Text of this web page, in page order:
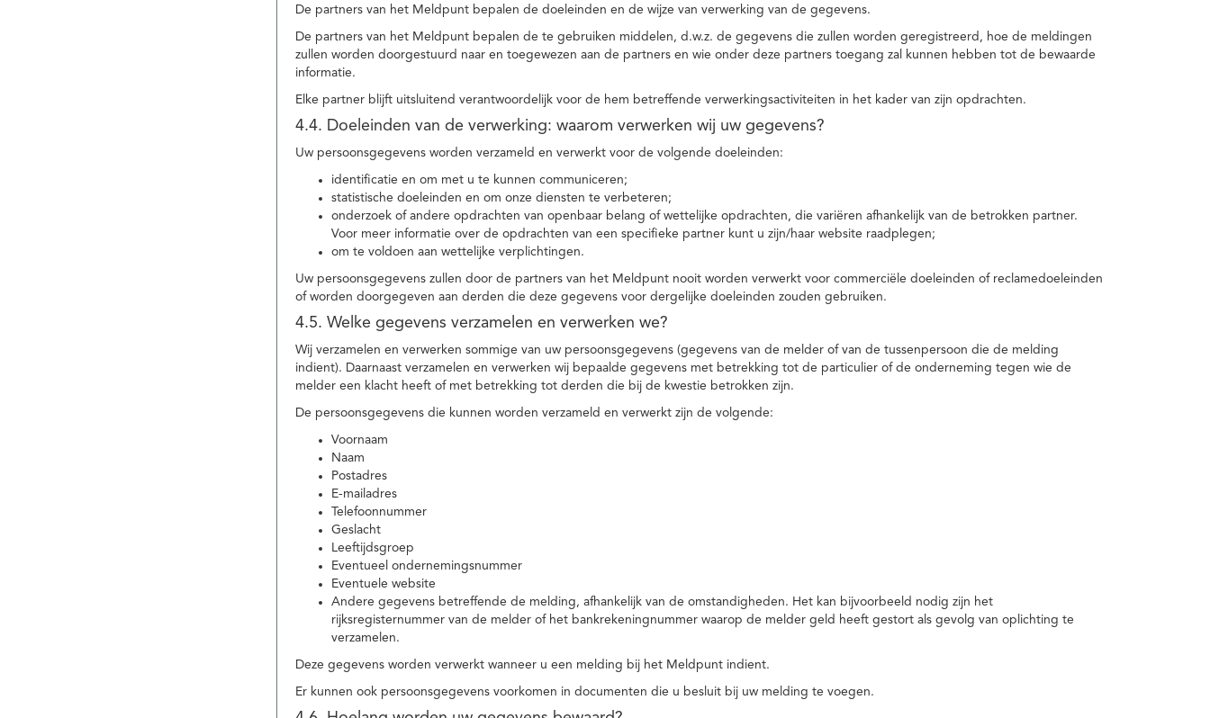
De partners van het Meldpunt bepalen de doeleinden en de wijze van verwerking van de gegevens.
De partners van het Meldpunt bepalen de te gebruiken middelen, d.w.z. de gegevens die zullen worden geregistreerd, hoe de meldingen
zullen worden doorgestuurd naar en toegewezen aan de partners en wie onder deze partners toegang zal kunnen hebben tot de bewaarde
informatie.
Elke partner blijft uitsluitend verantwoordelijk voor de hem betreffende verwerkingsactiviteiten in het kader van zijn opdrachten.
4.4. Doeleinden van de verwerking: waarom verwerken wij uw gegevens?
Uw persoonsgegevens worden verzameld en verwerkt voor de volgende doeleinden:
identificatie en om met u te kunnen communiceren;
statistische doeleinden en om onze diensten te verbeteren;
onderzoek of andere opdrachten van openbaar belang of wettelijke opdrachten, die variëren afhankelijk van de betrokken partner.
Voor meer informatie over de opdrachten van een specifieke partner kunt u zijn/haar website raadplegen;
om te voldoen aan wettelijke verplichtingen.
Uw persoonsgegevens zullen door de partners van het Meldpunt nooit worden verwerkt voor commerciële doeleinden of reclamedoeleinden
of worden doorgegeven aan derden die deze gegevens voor dergelijke doeleinden zouden gebruiken.
4.5. Welke gegevens verzamelen en verwerken we?
Wij verzamelen en verwerken sommige van uw persoonsgegevens (gegevens van de melder of van de tussenpersoon die de melding
indient). Daarnaast verzamelen en verwerken wij bepaalde gegevens met betrekking tot de particulier of de onderneming tegen wie de
melder een klacht heeft of met betrekking tot derden die bij de kwestie betrokken zijn.
De persoonsgegevens die kunnen worden verzameld en verwerkt zijn de volgende:
Voornaam
Naam
Postadres
E-mailadres
Telefoonnummer
Geslacht
Leeftijdsgroep
Eventueel ondernemingsnummer
Eventuele website
Andere gegevens betreffende de melding, afhankelijk van de omstandigheden. Het kan bijvoorbeeld nodig zijn het
rijksregisternummer van de melder of het bankrekeningnummer waarop de melder geld heeft gestort als gevolg van oplichting te
verzamelen.
Deze gegevens worden verwerkt wanneer u een melding bij het Meldpunt indient.
Er kunnen ook persoonsgegevens voorkomen in documenten die u besluit bij uw melding te voegen.